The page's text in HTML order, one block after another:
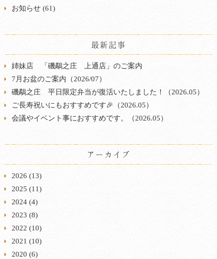
お知らせ (61)
最新記事
姉妹店 「磯鷸之庄 上通店」のご案内
7月お盆のご案内（2026/07）
磯鷸之庄 平日限定弁当が復活いたしました！（2026.05）
ご長寿祝いにもおすすめです🎉（2026.05）
会議やイベント事におすすめです。（2026.05）
アーカイブ
2026 (13)
2025 (11)
2024 (4)
2023 (8)
2022 (10)
2021 (10)
2020 (6)